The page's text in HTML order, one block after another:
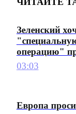
Зеленский
операцию"
03:03
Европа